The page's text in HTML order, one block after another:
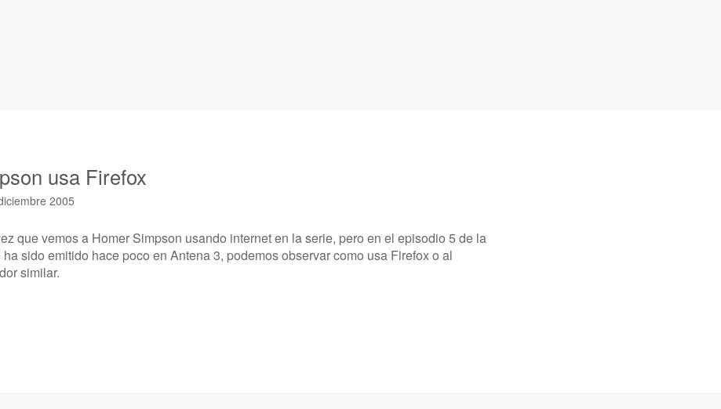
usa Firefox
2005
que vemos a Homer Simpson usando internet en la serie, pero en el episodio 5 de la
sido emitido hace poco en Antena 3, podemos observar como usa Firefox o al
similar.